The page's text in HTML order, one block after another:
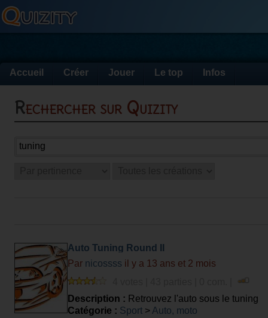
Accueil Créer Jouer Le top Infos
Rechercher sur Quizity
Auto Tuning Round II
Par nicossss il y a 13 ans et 2 mois
Description : Retrouvez l'auto sous le tuning
Catégorie : Sport > Auto, moto